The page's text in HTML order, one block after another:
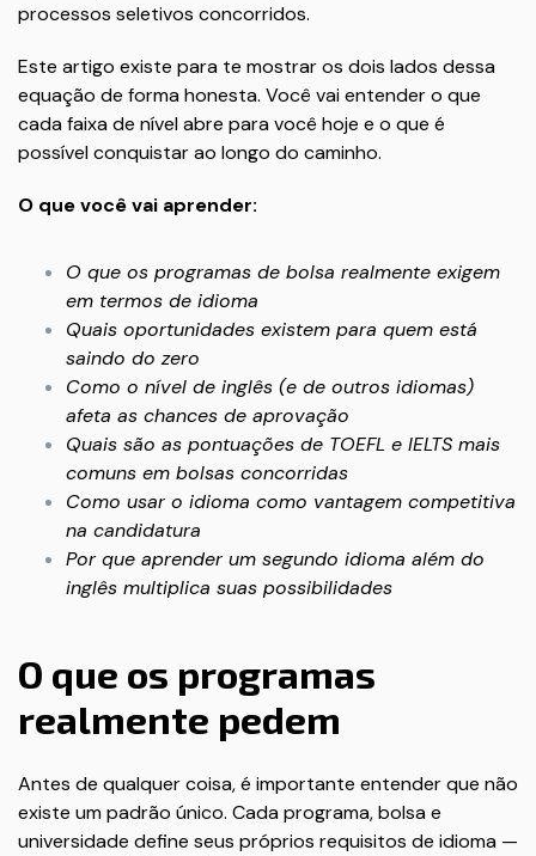
processos seletivos concorridos.
Este artigo existe para te mostrar os dois lados dessa
equação de forma honesta. Você vai entender o que
cada faixa de nível abre para você hoje e o que é
possível conquistar ao longo do caminho.
O que você vai aprender:
O que os programas de bolsa realmente exigem
em termos de idioma
Quais oportunidades existem para quem está
saindo do zero
Como o nível de inglês (e de outros idiomas)
afeta as chances de aprovação
Quais são as pontuações de TOEFL e IELTS mais
comuns em bolsas concorridas
Como usar o idioma como vantagem competitiva
na candidatura
Por que aprender um segundo idioma além do
inglês multiplica suas possibilidades
O que os programas
realmente pedem
Antes de qualquer coisa, é importante entender que não
existe um padrão único. Cada programa, bolsa e
universidade define seus próprios requisitos de idioma —